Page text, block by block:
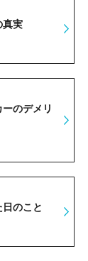
真実
のデメリ
のこと